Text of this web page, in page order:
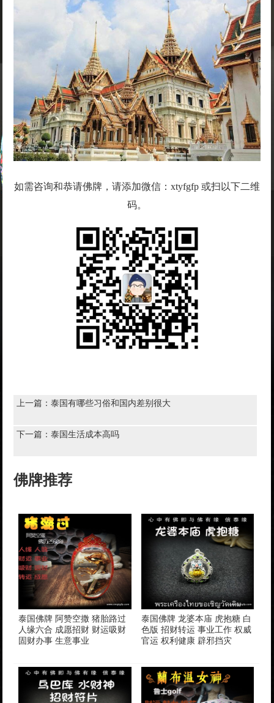
如需咨询和恭请佛牌，请添加微信：xtyfgfp 或扫以下二维
码。
上一篇：泰国有哪些习俗和国内差别很大
下一篇：泰国生活成本高吗
佛牌推荐
泰国佛牌 阿赞空撒 猪胎路过
人缘六合 成愿招财 财运吸财
固财办事 生意事业
泰国佛牌 龙婆本庙 虎抱糖 白
色版 招财转运 事业工作 权威
官运 权利健康 辟邪挡灾